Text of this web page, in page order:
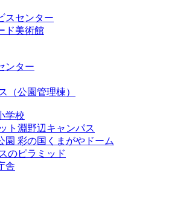
スセンター
ド美術館
ンター
（公園管理棟）
学校
ト淵野辺キャンパス
園 彩の国くまがやドーム
のピラミッド
舎